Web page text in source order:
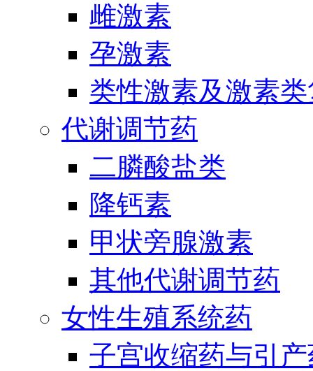
雌激素
孕激素
类性激素及激素
代谢调节药
二膦酸盐类
降钙素
甲状旁腺激素
其他代谢调节药
女性生殖系统药
子宫收缩药与引